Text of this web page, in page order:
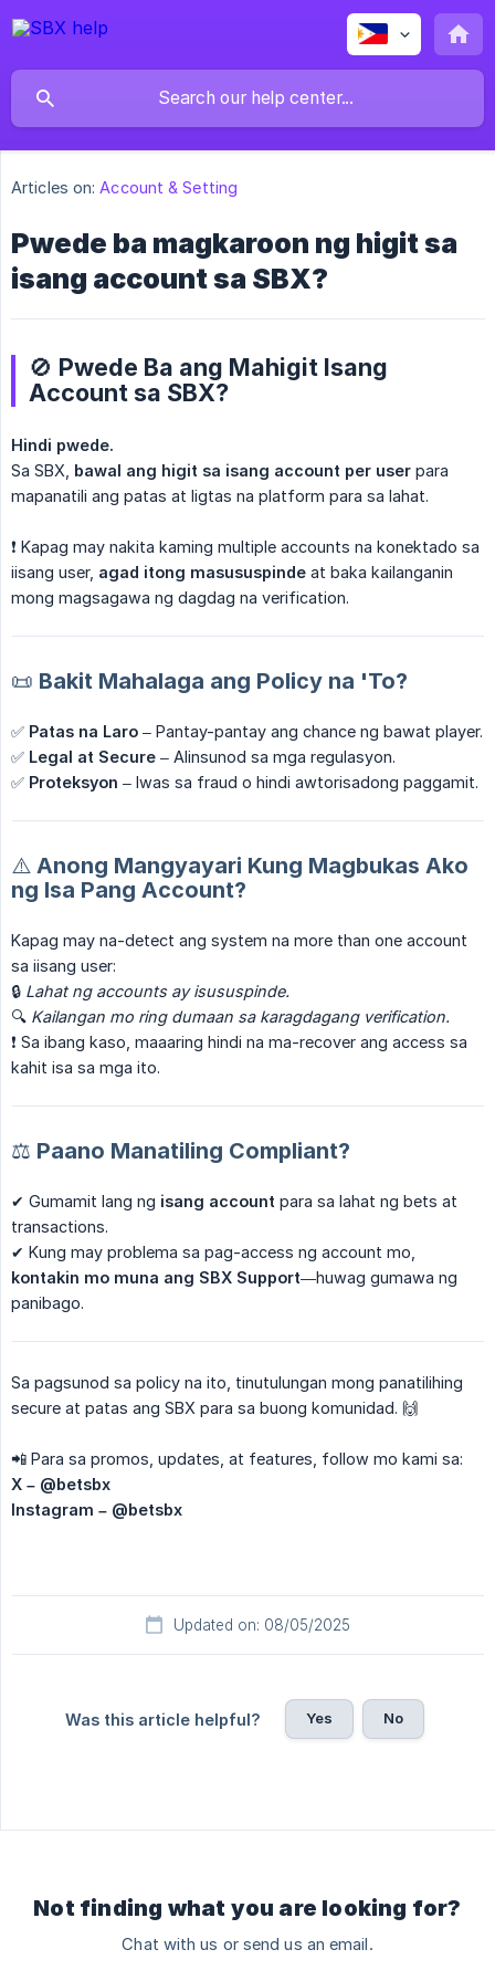
Articles on: Account & Setting
Pwede ba magkaroon ng higit sa
isang account sa SBX?
🚫 Pwede Ba ang Mahigit Isang
Account sa SBX?
Hindi pwede.
Sa SBX, bawal ang higit sa isang account per user para
mapanatili ang patas at ligtas na platform para sa lahat.
❗ Kapag may nakita kaming multiple accounts na konektado sa
iisang user, agad itong masususpinde at baka kailanganin
mong magsagawa ng dagdag na verification.
📜 Bakit Mahalaga ang Policy na 'To?
✅ Patas na Laro – Pantay-pantay ang chance ng bawat player.
✅ Legal at Secure – Alinsunod sa mga regulasyon.
✅ Proteksyon – Iwas sa fraud o hindi awtorisadong paggamit.
⚠️ Anong Mangyayari Kung Magbukas Ako
ng Isa Pang Account?
Kapag may na-detect ang system na more than one account
sa iisang user:
🔒 Lahat ng accounts ay isususpinde.
🔍 Kailangan mo ring dumaan sa karagdagang verification.
❗ Sa ibang kaso, maaaring hindi na ma-recover ang access sa
kahit isa sa mga ito.
⚖️ Paano Manatiling Compliant?
✔ Gumamit lang ng isang account para sa lahat ng bets at
transactions.
✔ Kung may problema sa pag-access ng account mo,
kontakin mo muna ang SBX Support—huwag gumawa ng
panibago.
Sa pagsunod sa policy na ito, tinutulungan mong panatilihing
secure at patas ang SBX para sa buong komunidad. 🙌
📲 Para sa promos, updates, at features, follow mo kami sa:
X – @betsbx
Instagram – @betsbx
Updated on: 08/05/2025
Was this article helpful? Yes No
Not finding what you are looking for?
Chat with us or send us an email.